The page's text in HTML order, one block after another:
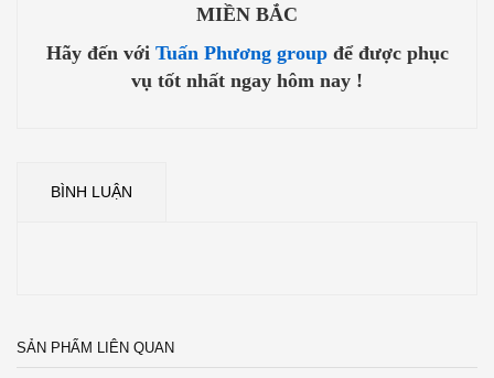
MIỀN BẮC
Hãy đến với Tuấn Phương groupđể được phục
vụ tốt nhất ngay hôm nay !
BÌNH LUẬN
SẢN PHẨM LIÊN QUAN